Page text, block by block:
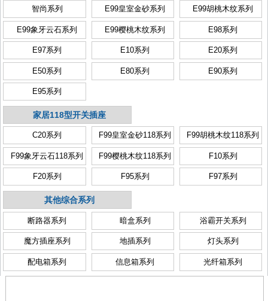
智尚系列 E99皇室金砂系列 E99胡桃木纹系列
E99象牙云石系列 E99樱桃木纹系列 E98系列
E97系列 E10系列 E20系列
E50系列 E80系列 E90系列
E95系列
家居118型开关插座
C20系列 F99皇室金砂118系列 F99胡桃木纹118系列
F99象牙云石118系列 F99樱桃木纹118系列 F10系列
F20系列 F95系列 F97系列
其他综合系列
断路器系列 暗盒系列 浴霸开关系列
魔方插座系列 地插系列 灯头系列
配电箱系列 信息箱系列 光纤箱系列